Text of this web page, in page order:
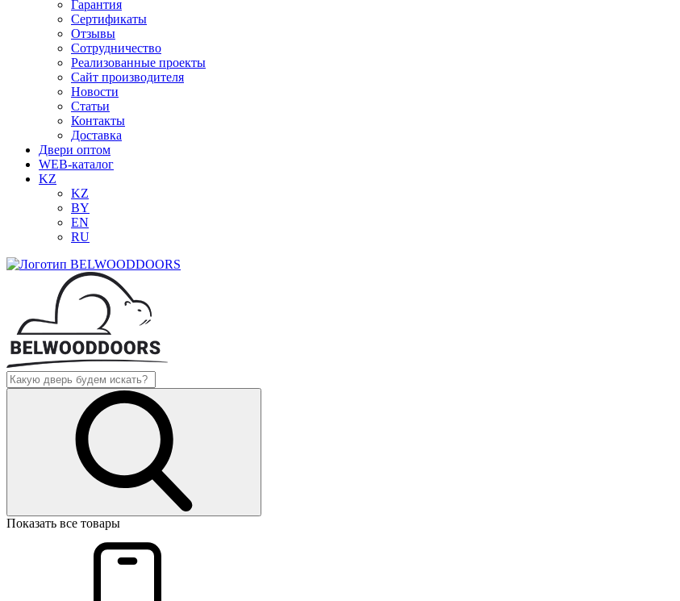
Гарантия
Сертификаты
Отзывы
Сотрудничество
Реализованные проекты
Сайт производителя
Новости
Статьи
Контакты
Доставка
Двери оптом
WEB-каталог
KZ
KZ
BY
EN
RU
Показать все товары